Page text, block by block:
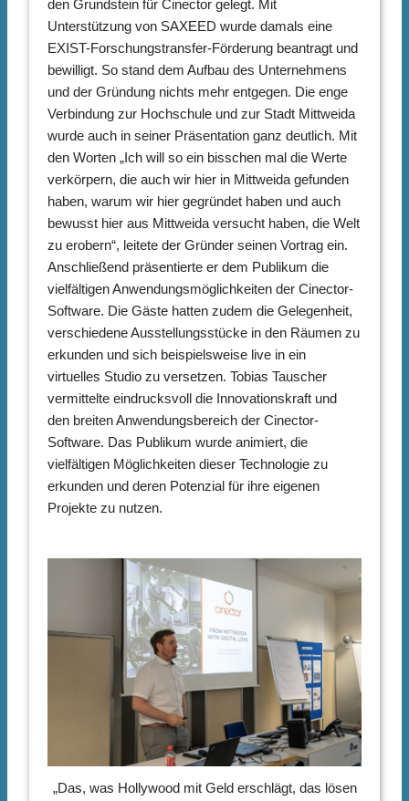
den Grundstein für Cinector gelegt. Mit
Unterstützung von SAXEED wurde damals eine
EXIST-Forschungstransfer-Förderung beantragt und
bewilligt. So stand dem Aufbau des Unternehmens
und der Gründung nichts mehr entgegen. Die enge
Verbindung zur Hochschule und zur Stadt Mittweida
wurde auch in seiner Präsentation ganz deutlich. Mit
den Worten „Ich will so ein bisschen mal die Werte
verkörpern, die auch wir hier in Mittweida gefunden
haben, warum wir hier gegründet haben und auch
bewusst hier aus Mittweida versucht haben, die Welt
zu erobern“, leitete der Gründer seinen Vortrag ein.
Anschließend präsentierte er dem Publikum die
vielfältigen Anwendungsmöglichkeiten der Cinector-
Software. Die Gäste hatten zudem die Gelegenheit,
verschiedene Ausstellungsstücke in den Räumen zu
erkunden und sich beispielsweise live in ein
virtuelles Studio zu versetzen. Tobias Tauscher
vermittelte eindrucksvoll die Innovationskraft und
den breiten Anwendungsbereich der Cinector-
Software. Das Publikum wurde animiert, die
vielfältigen Möglichkeiten dieser Technologie zu
erkunden und deren Potenzial für ihre eigenen
Projekte zu nutzen.
„Das, was Hollywood mit Geld erschlägt, das lösen